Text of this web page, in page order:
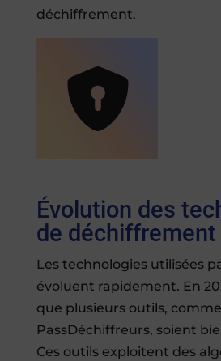
déchiffrement.
Évolution des
de déchiffrement
Les technologies utilisées
évoluent rapidement. En
que plusieurs outils,
PassDéchiffreurs, soient
Ces outils exploitent des